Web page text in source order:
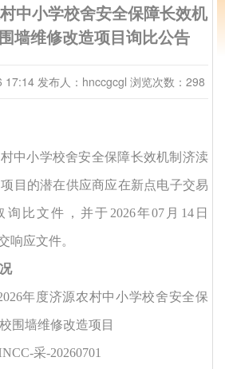
中小学校舍安全保障长效机
墙维修改造项目询比公告
17:14 发布人：hnccgcgl 浏览次数：298
中小学校舍安全保障长效机制济渎
目的潜在供应商应在新点电子交易
询比文件，并于 2026年07 月 14日
响应文件。
年度济源农村中小学校舍安全保
围墙维修改造项目
采-20260701